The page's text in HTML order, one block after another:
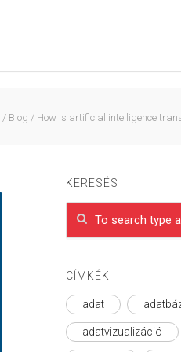
/ Blog / How is artificial intelligence
KERESÉS
CÍMKÉK
adat
adatvizualizáció